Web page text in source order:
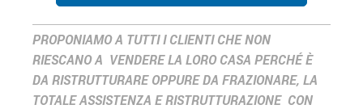
PROPONIAMO A TUTTI I CLIENTI CHE NON
RIESCANO A VENDERE LA LORO CASA PERCHÉ È
DA RISTRUTTURARE OPPURE DA FRAZIONARE, LA
TOTALE ASSISTENZA E RISTRUTTURAZIONE CON